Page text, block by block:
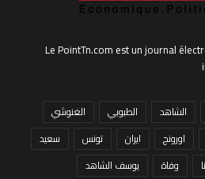
Le PointTn.com est un journal
الشاهد الطبوبي
الغنوشي
اورونج ايران تونس
سعيد
وفاة يوسف الشاهد